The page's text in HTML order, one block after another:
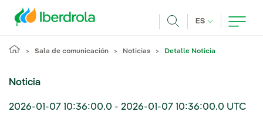
ES IDIOMA
Sala de comunicación Noticias Detalle Noticia
Noticia
2026-01-07 10:36:00.0 - 2026-01-07 10:36:00.0 UTC